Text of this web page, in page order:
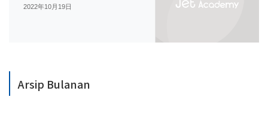
2022年10月19日
Arsip Bulanan